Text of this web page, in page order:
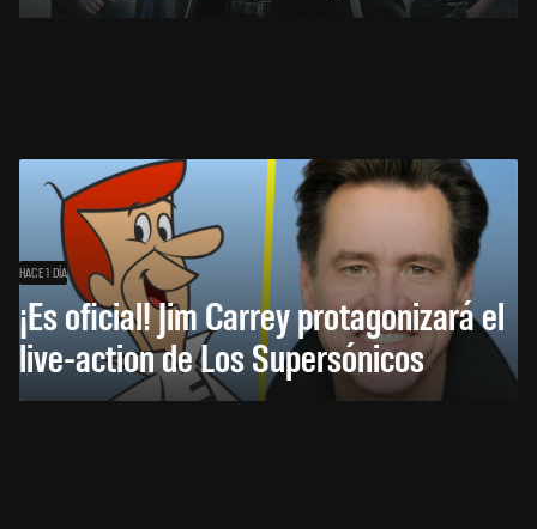
HACE 1 DÍA
¡Es oficial! Jim Carrey protagonizará el
live-action de Los Supersónicos